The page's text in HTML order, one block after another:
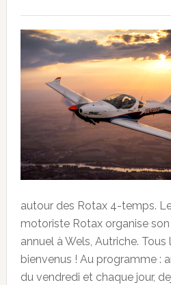
autour des Rotax 4-temps.
motoriste Rotax organise
annuel à Wels, Autriche.
bienvenus ! Au programme :
du vendredi et chaque jour,